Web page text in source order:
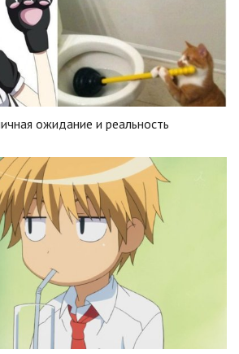
ожидание и реальность